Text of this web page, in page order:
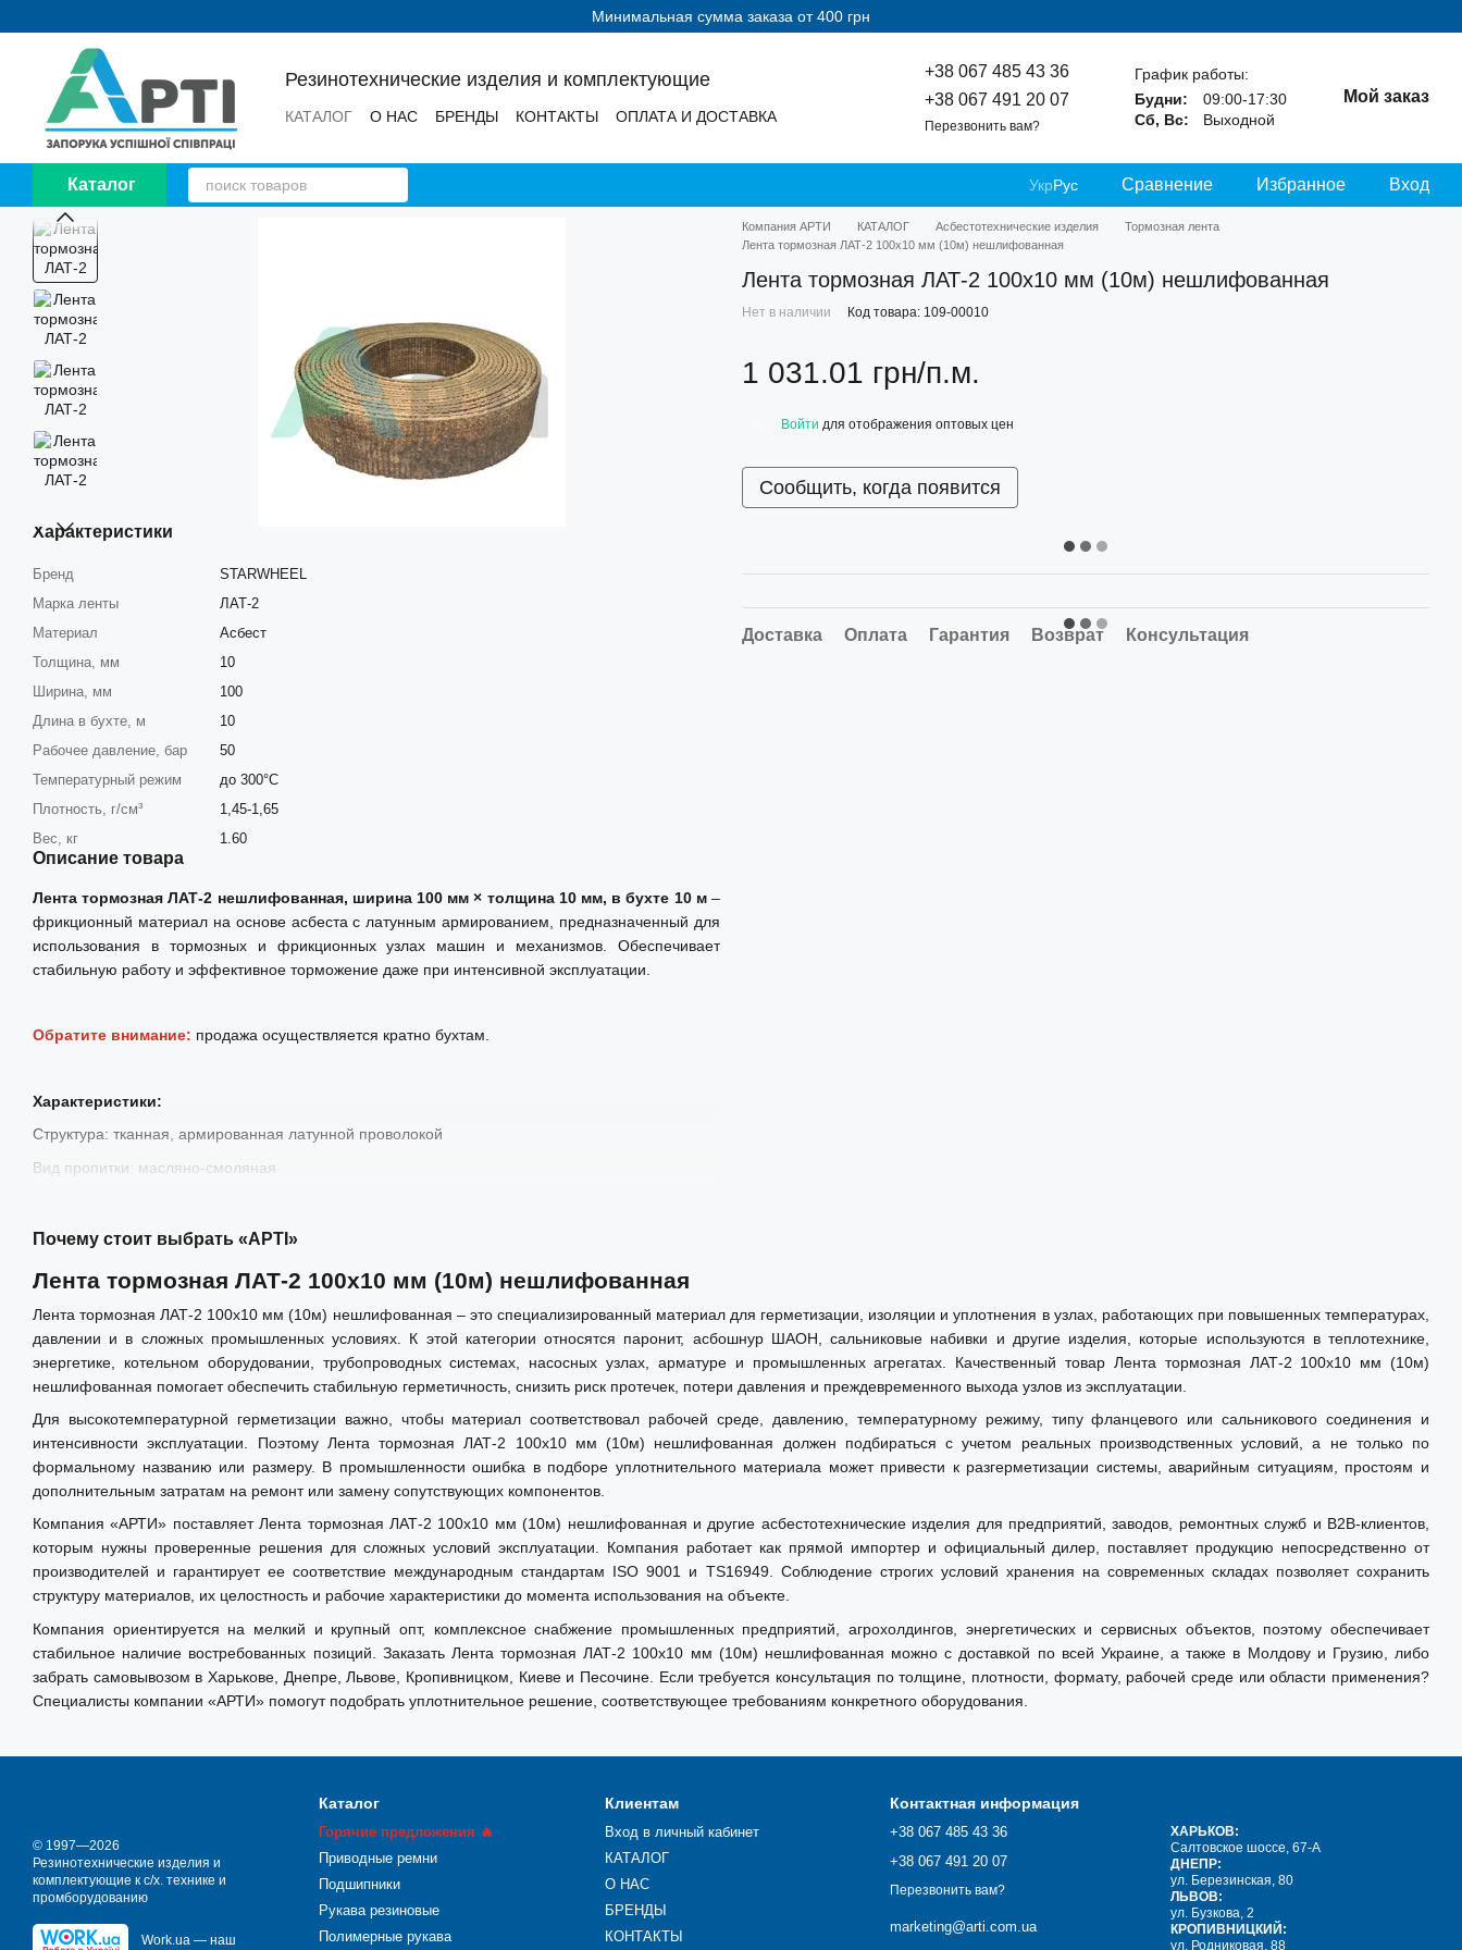
Минимальная сумма заказа от 400 грн
Резинотехнические изделия и комплектующие
КАТАЛОГ О НАС БРЕНДЫ КОНТАКТЫ
ОПЛАТА И ДОСТАВКА
+38 067 485 43 36
+38 067 491 20 07
Перезвонить вам?
График работы:
Будни:
09:00-17:30
Сб, Вс:
Выходной
Мой заказ
Каталог УкрРус Сравнение Избранное Вход
Характеристики
Бренд
STARWHEEL
Марка ленты
ЛАТ-2
Материал
Асбест
Толщина, мм
10
Ширина, мм
100
Длина в бухте, м
10
Рабочее давление, бар
50
Температурный режим
до 300°C
Плотность, г/см³
1,45-1,65
Вес, кг
1.60
Описание товара
Лента тормозная ЛАТ-2 нешлифованная, ширина 100 мм × толщина 10 мм, в бухте 10 м–
фрикционный материал на основе асбеста с латунным армированием, предназначенный для
использования в тормозных и фрикционных узлах машин и механизмов. Обеспечивает
стабильную работу и эффективное торможение даже при интенсивной эксплуатации.
Обратите внимание: продажа осуществляется кратно бухтам.
Характеристики:
Структура: тканная, армированная латунной проволокой
Вид пропитки: масляно-смоляная
Ширина: 100 мм
Допустимое давление: до 5 МПа
Термостойкость: до 300°C
Стойкость материала к изгибу: отсутствие разрушения материала
Коэффициент трения по чугуну СЧ15: 0,45–0,6
Линейный износ по чугуну СЧ15: не более 0,11 мм
Применение
Используется в качестве накладок в тормозных и фрикционных узлах грузовых автомобилей,
автобусов, тракторов, спецтехники, самолетов, металлорежущих станков, а также в кранах и
Преимущества:
• Стабильные фрикционные свойства
• Высокая теплостойкость
• Армирование латунной проволокой повышает прочность
Особенности:
Компания АРТИ КАТАЛОГ Асбестотехнические изделия
Тормозная лента
Лента тормозная ЛАТ-2 100х10 мм (10м) нешлифованная
Лента тормозная ЛАТ-2 100х10 мм (10м) нешлифованная
Нет в наличии Код товара: 109-00010
1 031.01 грн/п.м.
Войти для отображения оптовых цен
Сообщить, когда появится
Доставка Оплата Гарантия Возврат Консультация
Почему стоит выбрать «АРТІ»
Лента тормозная ЛАТ-2 100х10 мм (10м) нешлифованная
Лента тормозная ЛАТ-2 100х10 мм (10м) нешлифованная – это специализированный материал для герметизации, изоляции и уплотнения в узлах, работающих при повышенных температурах,
давлении и в сложных промышленных условиях. К этой категории относятся паронит, асбошнур ШАОН, сальниковые набивки и другие изделия, которые используются в теплотехнике,
энергетике, котельном оборудовании, трубопроводных системах, насосных узлах, арматуре и промышленных агрегатах. Качественный товар Лента тормозная ЛАТ-2 100х10 мм (10м)
нешлифованная помогает обеспечить стабильную герметичность, снизить риск протечек, потери давления и преждевременного выхода узлов из эксплуатации.
Для высокотемпературной герметизации важно, чтобы материал соответствовал рабочей среде, давлению, температурному режиму, типу фланцевого или сальникового соединения и
интенсивности эксплуатации. Поэтому Лента тормозная ЛАТ-2 100х10 мм (10м) нешлифованная должен подбираться с учетом реальных производственных условий, а не только по
формальному названию или размеру. В промышленности ошибка в подборе уплотнительного материала может привести к разгерметизации системы, аварийным ситуациям, простоям и
дополнительным затратам на ремонт или замену сопутствующих компонентов.
Компания «АРТИ» поставляет Лента тормозная ЛАТ-2 100х10 мм (10м) нешлифованная и другие асбестотехнические изделия для предприятий, заводов, ремонтных служб и B2B-клиентов,
которым нужны проверенные решения для сложных условий эксплуатации. Компания работает как прямой импортер и официальный дилер, поставляет продукцию непосредственно от
производителей и гарантирует ее соответствие международным стандартам ISO 9001 и TS16949. Соблюдение строгих условий хранения на современных складах позволяет сохранить
структуру материалов, их целостность и рабочие характеристики до момента использования на объекте.
Компания ориентируется на мелкий и крупный опт, комплексное снабжение промышленных предприятий, агрохолдингов, энергетических и сервисных объектов, поэтому обеспечивает
стабильное наличие востребованных позиций. Заказать Лента тормозная ЛАТ-2 100х10 мм (10м) нешлифованная можно с доставкой по всей Украине, а также в Молдову и Грузию, либо
забрать самовывозом в Харькове, Днепре, Львове, Кропивницком, Киеве и Песочине. Если требуется консультация по толщине, плотности, формату, рабочей среде или области применения?
Специалисты компании «АРТИ» помогут подобрать уплотнительное решение, соответствующее требованиям конкретного оборудования.
© 1997—2026
Резинотехнические изделия и
комплектующие к с/х. технике и
промборудованию
Work.ua — наш
Каталог
Горячие предложения 🔥
Приводные ремни
Подшипники
Рукава резиновые
Полимерные рукава
Клиентам
Вход в личный кабинет
КАТАЛОГ
О НАС
БРЕНДЫ
КОНТАКТЫ
Контактная информация
+38 067 485 43 36
+38 067 491 20 07
Перезвонить вам?
marketing@arti.com.ua
ХАРЬКОВ:
Салтовское шоссе, 67-А
ДНЕПР:
ул. Березинская, 80
ЛЬВОВ:
ул. Бузкова, 2
КРОПИВНИЦКИЙ:
ул. Родниковая, 88